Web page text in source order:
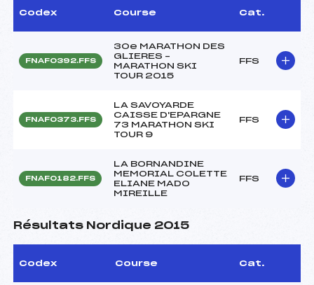
Codex Course Cat.
FNAF0392.FFS
30e MARATHON DES
GLIERES –
MARATHON SKI
TOUR 2015
FFS
FNAF0373.FFS
LA SAVOYARDE
CAISSE D'EPARGNE
73 MARATHON SKI
TOUR 9
FFS
FNAF0182.FFS
LA BORNANDINE
MEMORIAL COLETTE
ELIANE MADO
MIREILLE
FFS
Résultats Nordique 2015
Codex Course Cat.